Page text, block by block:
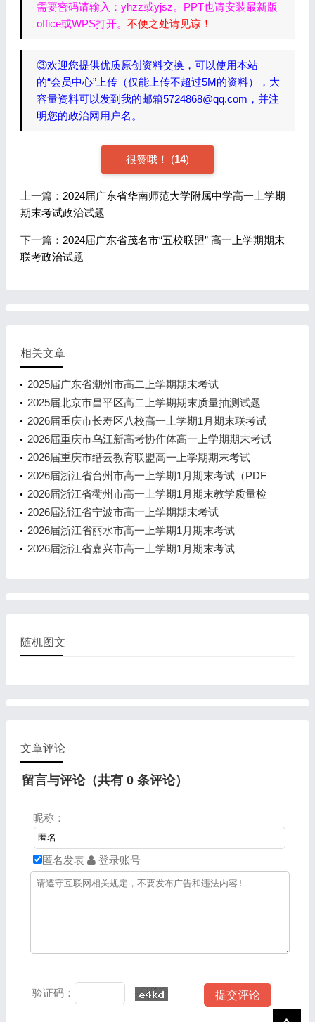
需要密码请输入：yhzz或yjsz。PPT也请安装最新版
office或WPS打开。 不便之处请见谅！
③欢迎您提供优质原创资料交换，可以使用本站
的“会员中心”上传（仅能上传不超过5M的资料），大
容量资料可以发到我的邮箱5724868@qq.com，并注
明您的政治网用户名。
很赞哦！ (14)
上一篇： 2024届广东省华南师范大学附属中学高一上学期
期末考试政治试题
下一篇： 2024届广东省茂名市“五校联盟” 高一上学期期末
联考政治试题
相关文章
2025届广东省潮州市高二上学期期末考试
2025届北京市昌平区高二上学期期末质量抽测试题
2026届重庆市长寿区八校高一上学期1月期末联考试
题
2026届重庆市乌江新高考协作体高一上学期期末考试
2026届重庆市缙云教育联盟高一上学期期末考试
2026届浙江省台州市高一上学期1月期末考试（PDF
版）
2026届浙江省衢州市高一上学期1月期末教学质量检
测试题
2026届浙江省宁波市高一上学期期末考试
2026届浙江省丽水市高一上学期1月期末考试
2026届浙江省嘉兴市高一上学期1月期末考试
随机图文
文章评论
留言与评论（共有 0条评论）
昵称：
匿名发表 登录账号
验证码：